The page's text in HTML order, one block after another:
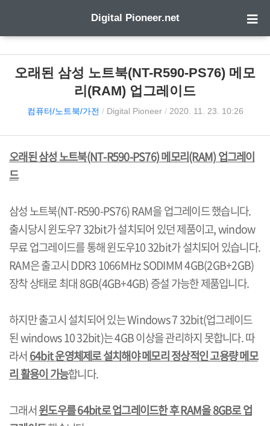
Digital Pioneer.net
오래된 삼성 노트북(NT-R590-PS76) 메모
리(RAM) 업그레이드
컴퓨터/노트북/가전 / Digital Pioneer/ 2020. 11. 23. 10:26
오래된 삼성 노트북(NT-R590-PS76)메모리(RAM)업그레이
드
삼성 노트북(NT-R590-PS76) RAM을 업그레이드 했습니다.
출시당시 윈도우7 32bit가 설치되어 있던 제품이고, window
무료 업그레이드를 통해 윈도우10 32bit가 설치되어 있습니다.
RAM은 출고시DDR3 1066MHz SODIMM 4GB(2GB+2GB)
장착 상태로 최대8GB(4GB+4GB)증설 가능한 제품입니다.
하지만 출고시 설치되어 있는Windows 7 32bit(업그레이드
된windows 10 32bit)는4GB이상을 관리하지 못합니다.따
라서64bit운영체제로 설치해야 메모리 정상적인 고용량 메모
리 활용이 가능합니다.
그래서윈도우를64bit로 업그레이드한 후RAM을8GB로 업